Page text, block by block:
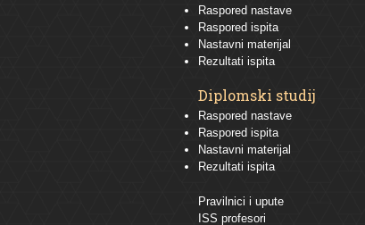
Raspored nastave
Raspored ispita
Nastavni materijal
Rezultati ispita
Diplomski studij
Raspored nastave
Raspored ispita
Nastavni materijal
Rezultati ispita
Pravilnici i upute
ISS profesori